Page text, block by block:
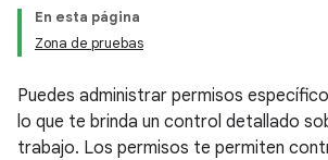
En esta página
Zona de pruebas
Puedes administrar permisos
lo que te brinda un control detallado
trabajo. Los permisos te permiten